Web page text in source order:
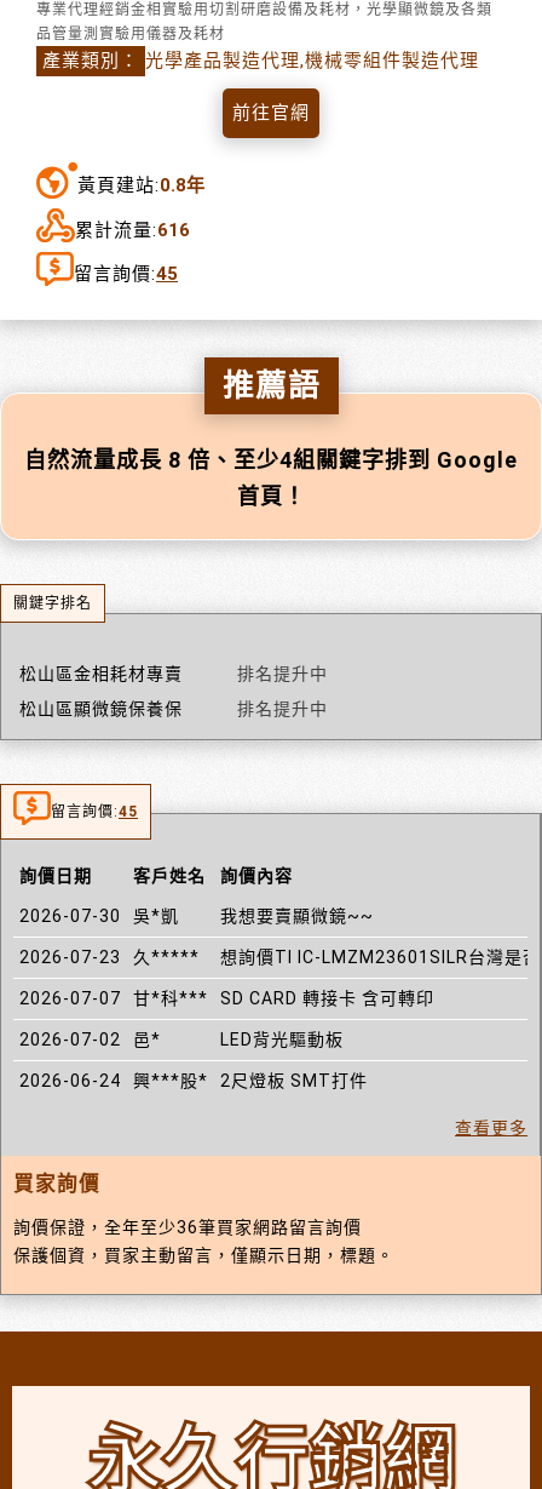
專業代理經銷金相實驗用切割研磨設備及耗材，光學顯微鏡及各類
品管量測實驗用儀器及耗材
產業類別： 光學產品製造代理,機械零組件製造代理
前往官網
黃頁建站:0.8年
累計流量:616
留言詢價:45
推薦語
自然流量成長 8 倍、至少4組關鍵字排到 Google
首頁！
關鍵字排名
松山區金相耗材專賣
排名提升中
松山區顯微鏡保養保
排名提升中
留言詢價:45
詢價日期 客戶姓名 詢價內容
2026-07-30 吳*凱 我想要賣顯微鏡~~
2026-07-23 久***** 想詢價TI IC-LMZM23601SILR台灣是
2026-07-07 甘*科*** SD CARD 轉接卡 含可轉印
2026-07-02 邑* LED背光驅動板
2026-06-24 興***股* 2尺燈板 SMT打件
查看更多
買家詢價
詢價保證，全年至少36筆買家網路留言詢價
保護個資，買家主動留言，僅顯示日期，標題。
永久行銷網